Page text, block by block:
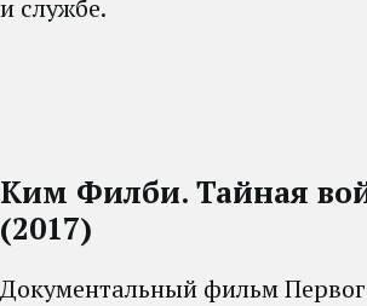
и службе.
Ким Филби. Тайная
(2017)
Документальный фильм